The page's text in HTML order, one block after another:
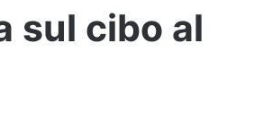
sul cibo al